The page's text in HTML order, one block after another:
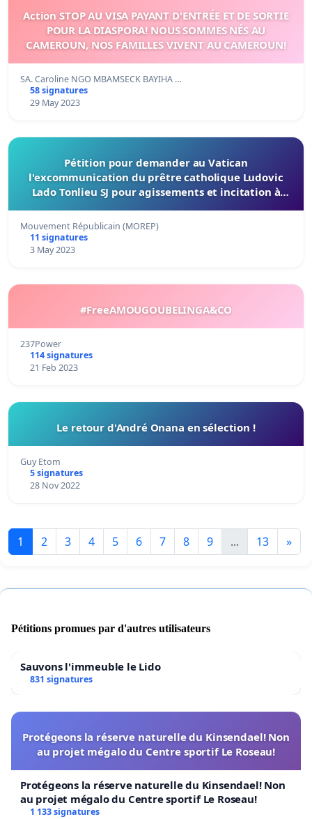
Action STOP AU VISA PAYANT D'ENTRÉE ET DE SORTIE
POUR LA DIASPORA! NOUS SOMMES NÉS AU
CAMEROUN, NOS FAMILLES VIVENT AU CAMEROUN!
SA. Caroline NGO MBAMSECK BAYIHA …
58 signatures
29 May 2023
Pétition pour demander au Vatican
l'excommunication du prêtre catholique Ludovic
Lado Tonlieu SJ pour agissements et incitation à
Mouvement Républicain (MOREP)
11 signatures
3 May 2023
#FreeAMOUGOUBELINGA&CO
237Power
114 signatures
21 Feb 2023
Le retour d'André Onana en sélection !
Guy Etom
5 signatures
28 Nov 2022
1 2 3 4 5 6 7 8 9 ... 13 »
Pétitions promues par d'autres utilisateurs
Sauvons l'immeuble le Lido
831 signatures
Protégeons la réserve naturelle du Kinsendael! Non
au projet mégalo du Centre sportif Le Roseau!
Protégeons la réserve naturelle du Kinsendael! Non
au projet mégalo du Centre sportif Le Roseau!
1 133 signatures